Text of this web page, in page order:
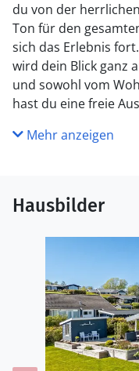
du von der
Ton für den gesamten
sich das Erlebnis
wird dein Blick ganz
und sowohl vom
hast du eine freie
und besondere
Freunde zu
Die große
und schließt sich
ineinander
kann daher den
wechselhaftem Wetter
auf einem
macht, einen Hund
Außenbereich bietet
Mehr anzeigen
Hausbilder